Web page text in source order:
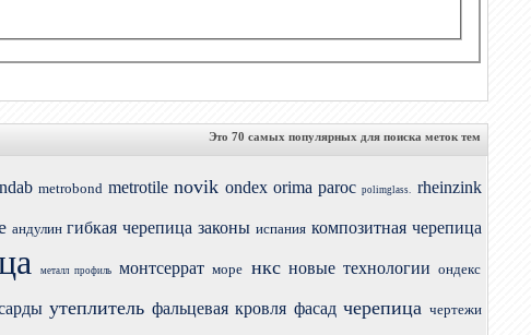
Это 70 самых популярных для поиска меток тем
metrobond metrotile novik ondex orima paroc polimglass. rheinzink
андулин гибкая черепица законы испания композитная черепица
металл профиль монтсеррат море нкс новые технологии ондекс
утеплитель фальцевая кровля фасад черепица чертежи